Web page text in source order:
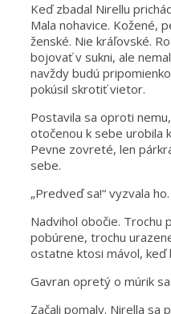
Keď zbadal Nirellu
Mala nohavice. Kožené,
ženské. Nie kráľovské.
bojovať v sukni, ale
navždy budú
pokúsil skrotiť vietor.
Postavila sa oproti
otočenou k sebe urobila
Pevne zovreté, len
sebe.
„Predveď sa!“ vyzvala ho.
Nadvihol obočie. Trochu
pobúrene, trochu
ostatne ktosi mávol, keď
Gavran opretý o múrik
Začali pomaly. Nirella sa